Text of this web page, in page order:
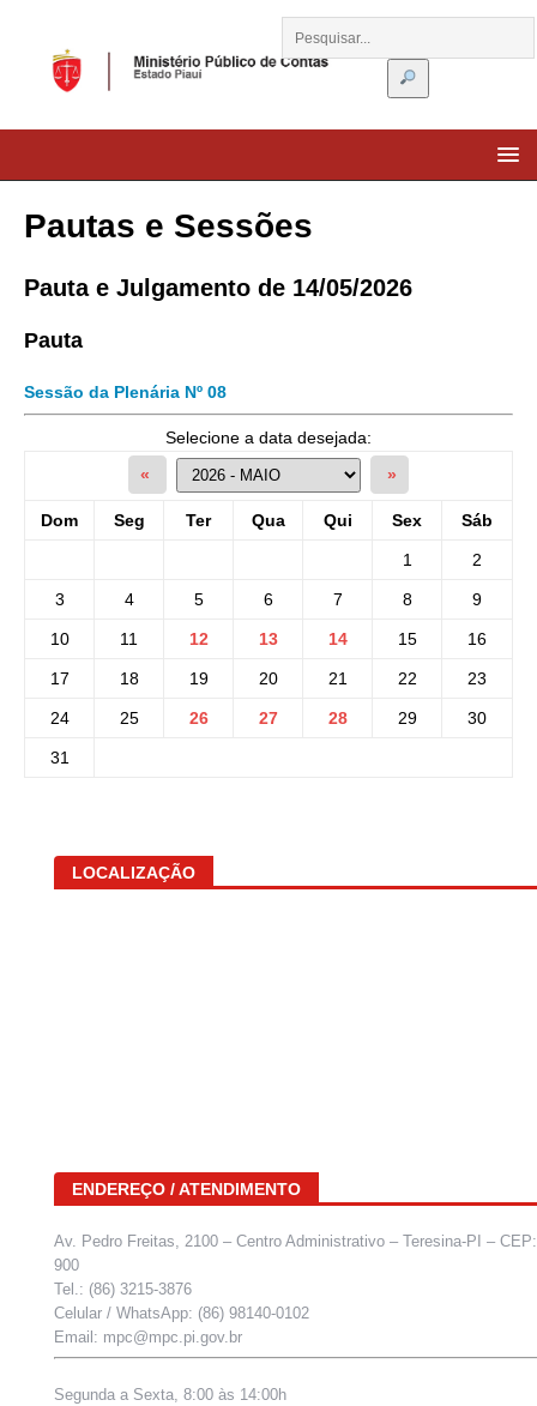
Pautas e Sessões
Pauta e Julgamento de 14/05/2026
Pauta
Sessão da Plenária Nº 08
Selecione a data desejada:
«
»
Dom Seg Ter Qua Qui Sex Sáb
1 2
3 4 5 6 7 8 9
10 11 12 13 14 15 16
17 18 19 20 21 22 23
24 25 26 27 28 29 30
31
LOCALIZAÇÃO
ENDEREÇO / ATENDIMENTO
Av. Pedro Freitas, 2100 – Centro Administrativo – Teresina-PI –
900
Tel.: (86) 3215-3876
Celular / WhatsApp: (86) 98140-0102
Email: mpc@mpc.pi.gov.br
Segunda a Sexta, 8:00 às 14:00h